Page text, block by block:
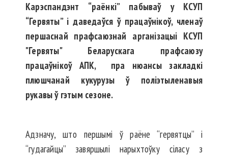
Карэспандэнт “раёнкі” пабываў у КСУП
“Гервяты” і даведаўся ў працаўнікоў, членаў
першаснай прафсаюзнай арганізацыі КСУП
"Гервяты" Беларускага прафсаюзу
працаўнікоў АПК, пра нюансы закладкі
плюшчанай кукурузы ў поліэтыленавыя
рукавы ў гэтым сезоне.
Адзначу, што першымі ў раёне “гервятцы” і
“гудагайцы” завяршылі нарыхтоўку сіласу з